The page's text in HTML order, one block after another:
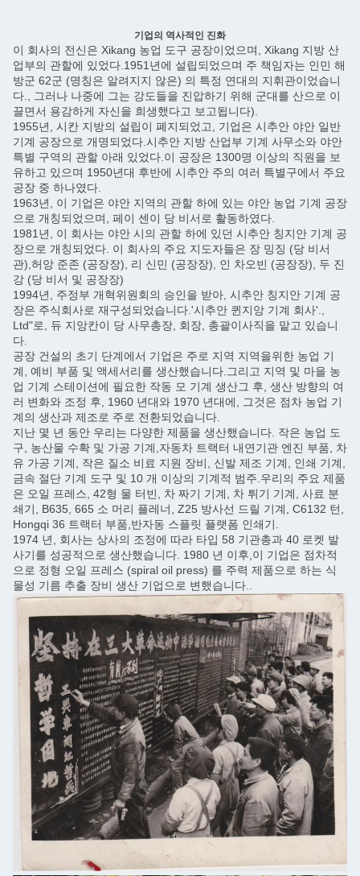
기업의 역사적인 진화
이 회사의 전신은 Xikang 농업 도구 공장이었으며, Xikang 지방 산
업부의 관할에 있었다.1951년에 설립되었으며 주 책임자는 인민 해
방군 62군 (명칭은 알려지지 않은) 의 특정 연대의 지휘관이었습니
다., 그러나 나중에 그는 강도들을 진압하기 위해 군대를 산으로 이
끌면서 용감하게 자신을 희생했다고 보고됩니다).
1955년, 시칸 지방의 설립이 폐지되었고, 기업은 시추안 야안 일반
기계 공장으로 개명되었다.시추안 지방 산업부 기계 사무소와 야안
특별 구역의 관할 아래 있었다.이 공장은 1300명 이상의 직원을 보
유하고 있으며 1950년대 후반에 시추안 주의 여러 특별구에서 주요
공장 중 하나였다.
1963년, 이 기업은 야안 지역의 관할 하에 있는 야안 농업 기계 공장
으로 개칭되었으며, 페이 센이 당 비서로 활동하였다.
1981년, 이 회사는 야안 시의 관할 하에 있던 시추안 칭지안 기계 공
장으로 개칭되었다. 이 회사의 주요 지도자들은 장 밍징 (당 비서
관),허앙 준존 (공장장), 리 신민 (공장장), 인 차오빈 (공장장), 두 진
강 (당 비서 및 공장장)
1994년, 주정부 개혁위원회의 승인을 받아, 시추안 칭지안 기계 공
장은 주식회사로 재구성되었습니다.'시추안 퀸지앙 기계 회사'.,
Ltd"로, 듀 지앙칸이 당 사무총장, 회장, 총괄이사직을 맡고 있습니
다.
공장 건설의 초기 단계에서 기업은 주로 지역 지역을위한 농업 기
계, 예비 부품 및 액세서리를 생산했습니다.그리고 지역 및 마을 농
업 기계 스테이션에 필요한 작동 모 기계 생산그 후, 생산 방향의 여
러 변화와 조정 후, 1960 년대와 1970 년대에, 그것은 점차 농업 기
계의 생산과 제조로 주로 전환되었습니다.
지난 몇 년 동안 우리는 다양한 제품을 생산했습니다. 작은 농업 도
구, 농산물 수확 및 가공 기계,자동차 트랙터 내연기관 엔진 부품, 차
유 가공 기계, 작은 질소 비료 지원 장비, 신발 제조 기계, 인쇄 기계,
금속 절단 기계 도구 및 10 개 이상의 기계적 범주.우리의 주요 제품
은 오일 프레스, 42형 물 터빈, 차 짜기 기계, 차 튀기 기계, 사료 분
쇄기, B635, 665 소 머리 플레너, Z25 방사선 드릴 기계, C6132 턴,
Hongqi 36 트랙터 부품,반자동 스플릿 플랫폼 인쇄기.
1974 년, 회사는 상사의 조정에 따라 타입 58 기관총과 40 로켓 발
사기를 성공적으로 생산했습니다. 1980 년 이후,이 기업은 점차적
으로 정형 오일 프레스 (spiral oil press) 를 주력 제품으로 하는 식
물성 기름 추출 장비 생산 기업으로 변했습니다..